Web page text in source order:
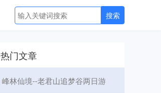
热门文章
峰林仙境--老君山追梦谷两日游